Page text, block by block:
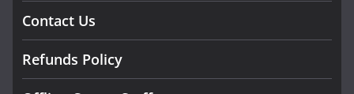
Contact Us
Refunds Policy